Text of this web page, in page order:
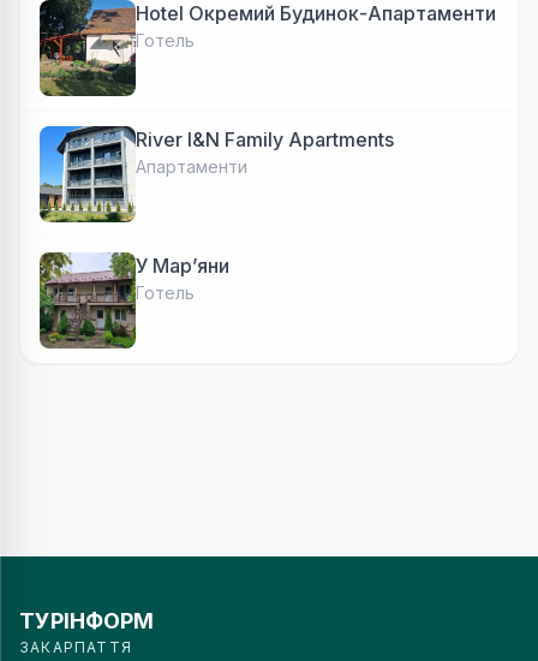
Hotel Окремий Будинок-Апартаменти
Готель
River I&N Family Apartments
Апартаменти
У Марʼяни
Готель
ТУРІНФОРМ
ЗАКАРПАТТЯ